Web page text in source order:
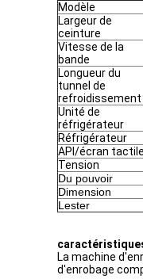
Modèle
Largeur de
ceinture
Vitesse de la
bande
Longueur du
tunnel de
refroidissement
Unité de
réfrigérateur
Réfrigérateur
API/écran tactile
Tension
Du pouvoir
Dimension
Lester
La machine
d'enrobage